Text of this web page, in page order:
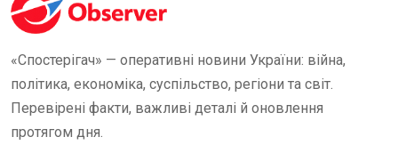
«Спостерігач» — оперативні новини України: війна,
політика, економіка, суспільство, регіони та світ.
Перевірені факти, важливі деталі й оновлення
протягом дня.